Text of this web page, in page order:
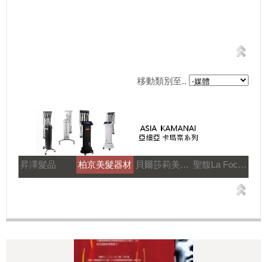
移動類別至..
昇澤髮品 柏京美髮器材 貝爾莎莉美髮美容補習 聖馥La Focus